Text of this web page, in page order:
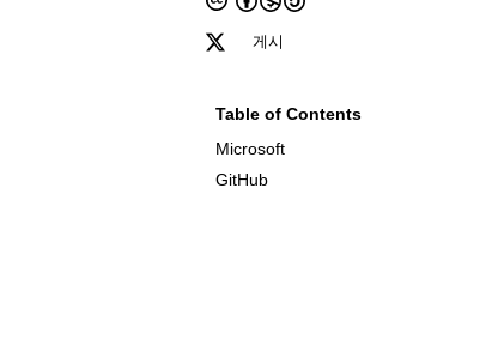
게시
Table of Contents
Microsoft
GitHub